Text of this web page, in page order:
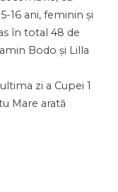
16 ani, feminin și
în total 48 de
Bodo și Lilla
zi a Cupei 1
Mare arată